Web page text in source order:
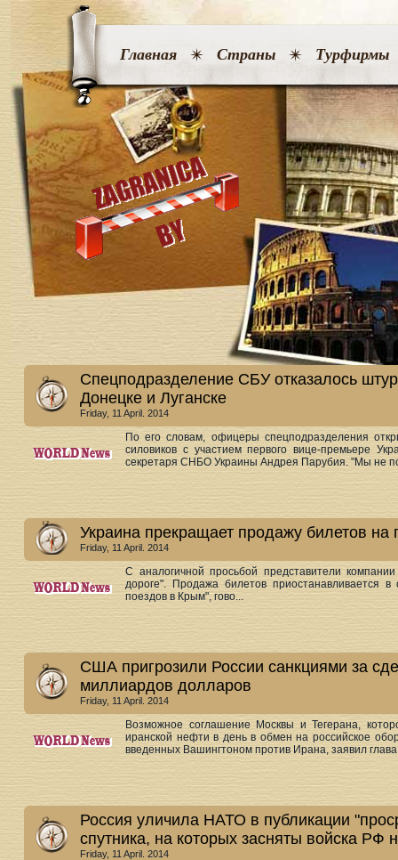
Главная Страны Турфирмы
Спецподразделение СБУ отказалось
Донецке и Луганске
Friday, 11 April. 2014
По его словам, офицеры спецподразделения
силовиков с участием первого вице-премьере
секретаря СНБО Украины Андрея Парубия. "Мы не
Украина прекращает продажу билетов на
Friday, 11 April. 2014
С аналогичной просьбой представители
дороге". Продажа билетов приостанавливается
поездов в Крым", гово...
США пригрозили России санкциями за
миллиардов долларов
Friday, 11 April. 2014
Возможное соглашение Москвы и Тегерана,
иранской нефти в день в обмен на российское
введенных Вашингтоном против Ирана, заявил глава
Россия уличила НАТО в публикации
спутника, на которых засняты войска РФ
Friday, 11 April. 2014